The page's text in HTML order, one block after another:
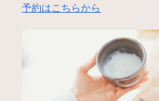
予約はこちらから